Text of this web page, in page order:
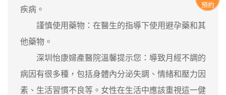
疾病。
謹慎使用藥物：在醫生的指導下使用避孕藥和其
他藥物。
深圳怡康婦產醫院溫馨提示您：導致月經不調的
病因有很多種，包括身體內分泌失調、情緒和壓力因
素、生活習慣不良等。女性在生活中應該重視這一健
預約